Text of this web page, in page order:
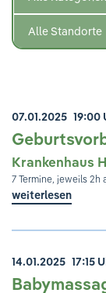
Ihre Meinung ist
07.01.2025 19:00
Krankenhaus
7 Termine, jeweils 2h
weiterlesen
14.01.2025 17:15